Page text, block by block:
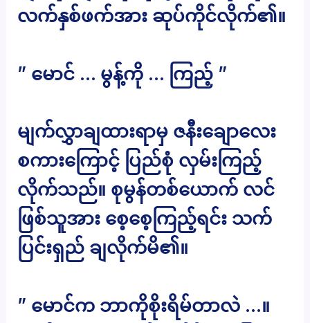
လက်နှစ်ဖက်အား ဆုပ်ကိုင်လိုက်၏။
” မောင် … မွန့်ကို … ကြည့် ”
မျက်လွှာချထားရာမှ ဇနီးချောလေး
စကားကြောင့် ပြည်စုံ လှမ်းကြည့်
လိုက်သည်။ စုမွန်တစ်ယောက် လင်
ဖြစ်သူအား စေ့စေ့ကြည့်ရင်း သက်
ပြင်းရှည် ချလိုက်မိ၏။
” မောင်က ဘာကိုစိုးရိမ်တာလဲ …။